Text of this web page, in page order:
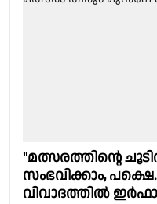
"മത്സരത്തിന്റെ
സംഭവിക്കാം,
വിവാദത്തില്‍